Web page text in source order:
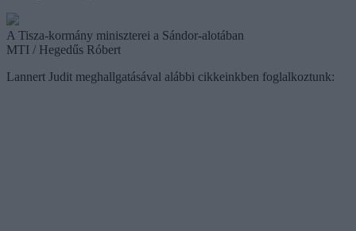
A Tisza-kormány miniszterei a Sándor-alotában
MTI / Hegedűs Róbert
Lannert Judit meghallgatásával alábbi cikkeinkben foglalkoztunk: